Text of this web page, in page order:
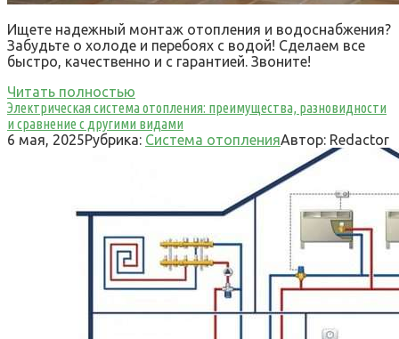
Ищете надежный монтаж отопления и водоснабжения?
Забудьте о холоде и перебоях с водой! Сделаем все
быстро, качественно и с гарантией. Звоните!
Читать полностью
Электрическая система отопления: преимущества, разновидности
и сравнение с другими видами
6 мая, 2025Рубрика: Система отопленияАвтор: Redactor